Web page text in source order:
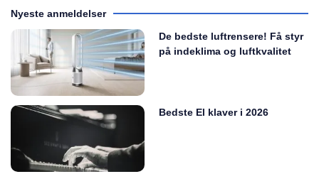
Nyeste anmeldelser
De bedste luftrensere! Få styr
på indeklima og luftkvalitet
Bedste El klaver i 2026